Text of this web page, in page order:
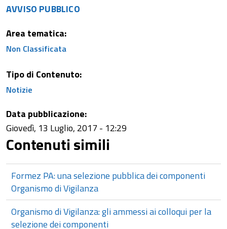
AVVISO PUBBLICO
Area tematica:
Non Classificata
Tipo di Contenuto:
Notizie
Data pubblicazione:
Giovedì, 13 Luglio, 2017 - 12:29
Contenuti simili
Formez PA: una selezione pubblica dei componenti
Organismo di Vigilanza
Organismo di Vigilanza: gli ammessi ai colloqui per la
selezione dei componenti